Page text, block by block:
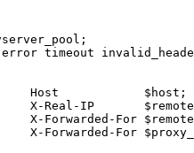
timeout
Host            $host;
X-Real-IP
X-Forwarded-For
X-Forwarded-For